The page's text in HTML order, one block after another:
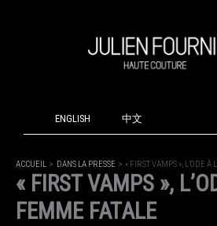
ENGLISH 中文
ACCUEIL DANS LA PRESSE « FIRST VAMPS », L’ODE À
« FIRST VAMPS »,
FEMME FATALE